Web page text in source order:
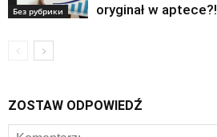
Без рубрики
oryginał w aptece?!
ZOSTAW ODPOWIEDŹ